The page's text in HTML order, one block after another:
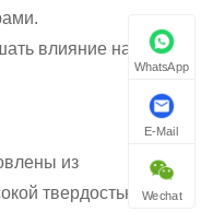
влияние на
из
твердостью и
WhatsApp
E-Mail
Wechat